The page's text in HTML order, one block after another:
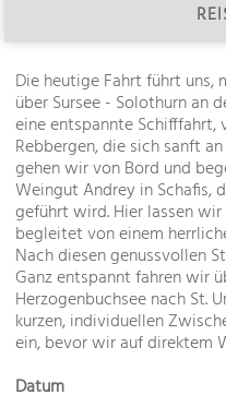
Die heutige Fahrt führt
über Sursee - Solothurn an
eine entspannte Schifffahrt,
Rebbergen, die sich sanft
gehen wir von Bord und
Weingut Andrey in Schafis,
geführt wird. Hier lassen
begleitet von einem
Nach diesen genussvollen
Ganz entspannt fahren wir
Herzogenbuchsee nach St.
kurzen, individuellen
ein, bevor wir auf direktem
Datum